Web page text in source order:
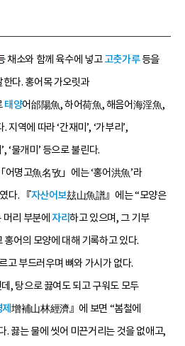
채소와 함께 육수에 넣고고춧가루등을
다. 홍어목 가오릿과
태양어邰陽魚, 하어荷魚, 해음어海淫魚,
역에 따라 ‘간재미’, ‘가부리’,
‘물개미’ 등으로 불린다.
명고魚名攷」에는 ‘홍어洪魚’라
다. 『자산어보玆山魚譜』에는 “모양은
머리 부분에자리하고 있으며, 그 기부
어의 모양에 대해 기록하고 있다.
고 부드러우며 뼈와 가시가 없다.
데, 탕으로 끓여도 되고 구워도 모두
제增補山林經濟』에 보면 “봄철에
. 끓는 물에 씻어 미끈거리는 것을 없애고,